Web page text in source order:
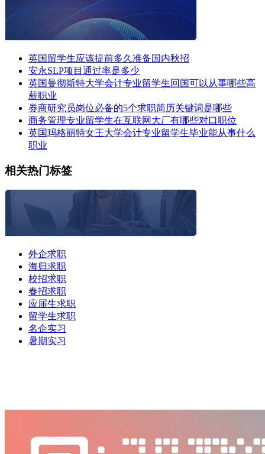
英国留学生应该提前多久准备国内秋招
安永SLP项目通过率是多少
英国曼彻斯特大学会计专业留学生回国可以从事哪些高
薪职业
券商研究员岗位必备的5个求职简历关键词是哪些
商务管理专业留学生在互联网大厂有哪些对口职位
英国玛格丽特女王大学会计专业留学生毕业能从事什么
职业
相关热门标签
外企求职
海归求职
校招求职
春招求职
应届生求职
留学生求职
名企实习
暑期实习